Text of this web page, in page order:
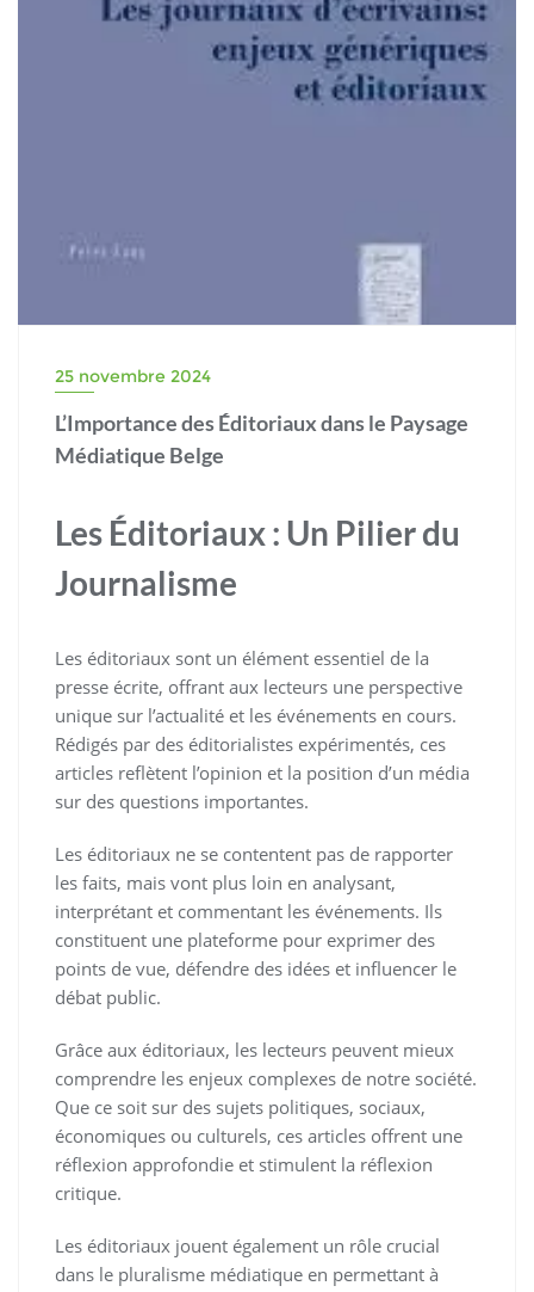
25 novembre 2024
L’Importance des Éditoriaux dans le Paysage
Médiatique Belge
Les Éditoriaux : Un Pilier du
Journalisme
Les éditoriaux sont un élément essentiel de la
presse écrite, offrant aux lecteurs une perspective
unique sur l’actualité et les événements en cours.
Rédigés par des éditorialistes expérimentés, ces
articles reflètent l’opinion et la position d’un média
sur des questions importantes.
Les éditoriaux ne se contentent pas de rapporter
les faits, mais vont plus loin en analysant,
interprétant et commentant les événements. Ils
constituent une plateforme pour exprimer des
points de vue, défendre des idées et influencer le
débat public.
Grâce aux éditoriaux, les lecteurs peuvent mieux
comprendre les enjeux complexes de notre société.
Que ce soit sur des sujets politiques, sociaux,
économiques ou culturels, ces articles offrent une
réflexion approfondie et stimulent la réflexion
critique.
Les éditoriaux jouent également un rôle crucial
dans le pluralisme médiatique en permettant à